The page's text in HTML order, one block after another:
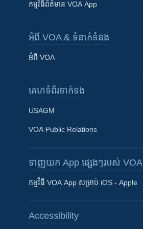
Khmer English
កម្មវិធី​ព័ត៌មាន VOA App
អំពី​ VOA & ទំនាក់ទំនង
អំពី​ VOA
គេហទំព័រ​​ទាក់ទង
USAGM
VOA Public Relations
ទាញយក​ App ផ្សេងៗ​របស់​ VOA
កម្មវិធី​ VOA App សម្រាប់ iOS - Apple
Accessibility